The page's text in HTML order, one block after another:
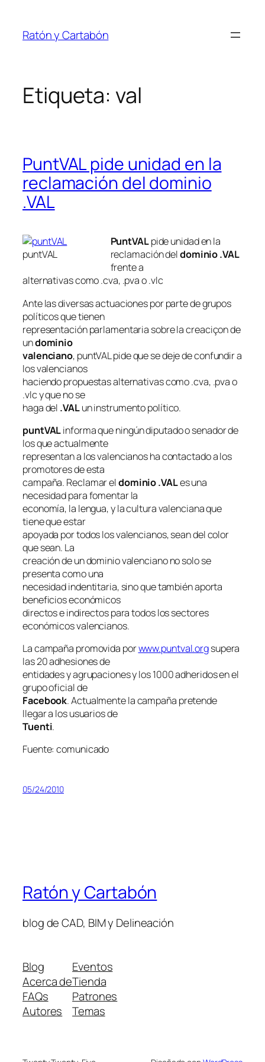
contenido
Ratón y Cartabón
Etiqueta: val
PuntVAL pide unidad en la
reclamación del dominio
.VAL
puntVAL
PuntVALpide unidad en la
reclamación deldominio.VAL
frente a
alternativas como .cva, .pva o .vlc
Ante las diversas actuaciones por parte de grupos
políticos que tienen
representación parlamentaria sobre la creaciçon de
undominio
valenciano, puntVAL pide que se deje de confundir a
los valencianos
haciendo propuestas alternativas como .cva, .pva o
.vlc y que no se
haga del .VALun instrumento político.
puntVALinforma que ningún diputado o senador de
los que actualmente
representan a los valencianos ha contactado a los
promotores de esta
campaña. Reclamar eldominio .VALes una
necesidad para fomentar la
economía, la lengua, y la cultura valenciana que
tiene que estar
apoyada por todos los valencianos, sean del color
que sean. La
creación de un dominio valenciano no solo se
presenta como una
necesidad indentitaria, sino que también aporta
beneficios económicos
directos e indirectos para todos los sectores
económicos valencianos.
La campaña promovida porwww.puntval.orgsupera
las 20 adhesiones de
entidades y agrupaciones y los 1000 adheridos en el
grupo oficial de
Facebook. Actualmente la campaña pretende
llegar a los usuarios de
Tuenti.
Fuente: comunicado
05/24/2010
Ratón y Cartabón
blog de CAD, BIM y Delineación
Blog
Acerca de
FAQs
Autores
Eventos
Tienda
Patrones
Temas